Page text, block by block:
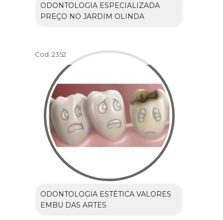
ODONTOLOGIA ESPECIALIZADA
PREÇO NO JARDIM OLINDA
Cod.:2352
ODONTOLOGIA ESTÉTICA VALORES
EMBU DAS ARTES